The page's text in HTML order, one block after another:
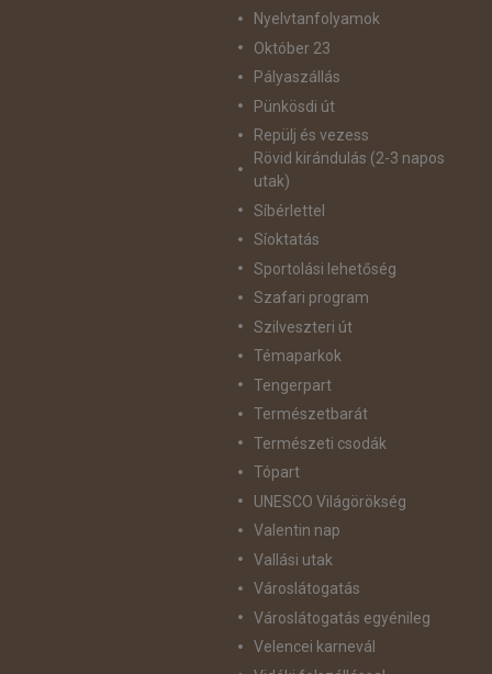
Nyelvtanfolyamok
Október 23
Pályaszállás
Pünkösdi út
Repülj és vezess
Rövid kirándulás (2-3 napos
utak)
Síbérlettel
Síoktatás
Sportolási lehetőség
Szafari program
Szilveszteri út
Témaparkok
Tengerpart
Természetbarát
Természeti csodák
Tópart
UNESCO Világörökség
Valentin nap
Vallási utak
Városlátogatás
Városlátogatás egyénileg
Velencei karnevál